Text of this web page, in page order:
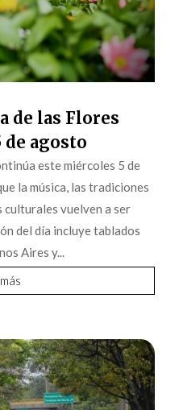
de las Flores
agosto
este miércoles 5 de
la música, las tradiciones
culturales vuelven a ser
del día incluye tablados
Aires y...